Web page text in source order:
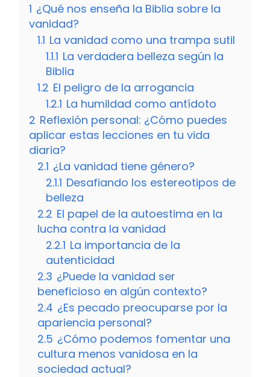
1 ¿Qué nos enseña la Biblia sobre la
vanidad?
1.1 La vanidad como una trampa sutil
1.1.1 La verdadera belleza según la
Biblia
1.2 El peligro de la arrogancia
1.2.1 La humildad como antídoto
2 Reflexión personal: ¿Cómo puedes
aplicar estas lecciones en tu vida
diaria?
2.1 ¿La vanidad tiene género?
2.1.1 Desafiando los estereotipos de
belleza
2.2 El papel de la autoestima en la
lucha contra la vanidad
2.2.1 La importancia de la
autenticidad
2.3 ¿Puede la vanidad ser
beneficioso en algún contexto?
2.4 ¿Es pecado preocuparse por la
apariencia personal?
2.5 ¿Cómo podemos fomentar una
cultura menos vanidosa en la
sociedad actual?